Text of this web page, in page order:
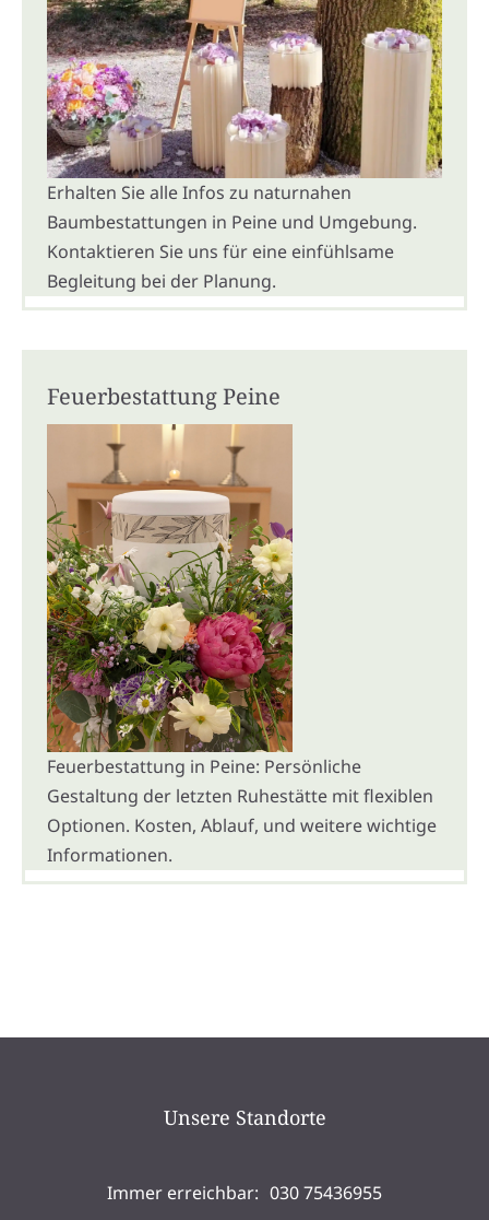
Erhalten Sie alle Infos zu naturnahen
Baumbestattungen in Peine und Umgebung.
Kontaktieren Sie uns für eine einfühlsame
Begleitung bei der Planung.
Feuerbestattung Peine
Feuerbestattung in Peine: Persönliche
Gestaltung der letzten Ruhestätte mit flexiblen
Optionen. Kosten, Ablauf, und weitere wichtige
Informationen.
Unsere Standorte
Immer erreichbar: 030 75436955